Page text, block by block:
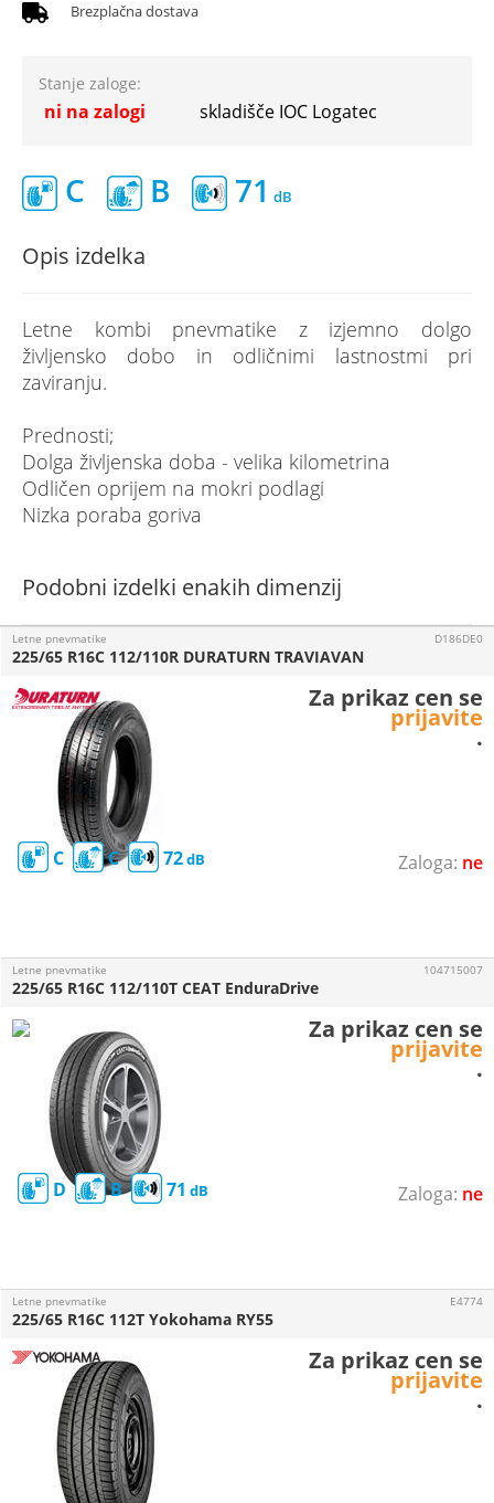
Brezplačna dostava
Stanje zaloge:
ni na zalogi skladišče IOC Logatec
C B 71
Opis izdelka
Letne kombi pnevmatike z izjemno dolgo
življensko dobo in odličnimi lastnostmi pri
zaviranju.
Prednosti;
Dolga življenska doba - velika kilometrina
Odličen oprijem na mokri podlagi
Nizka poraba goriva
Podobni izdelki enakih dimenzij
ne
Letne pnevmatike
C C 72
225/65 R16C 112/110R DURATURN TRAVIAVAN
D186DE0
Za prikaz cen se
prijavite
.
ne
Letne pnevmatike
D B 71
225/65 R16C 112/110T CEAT EnduraDrive
104715007
Za prikaz cen se
prijavite
.
Letne pnevmatike
225/65 R16C 112T Yokohama RY55
E4774
Za prikaz cen se
prijavite
.